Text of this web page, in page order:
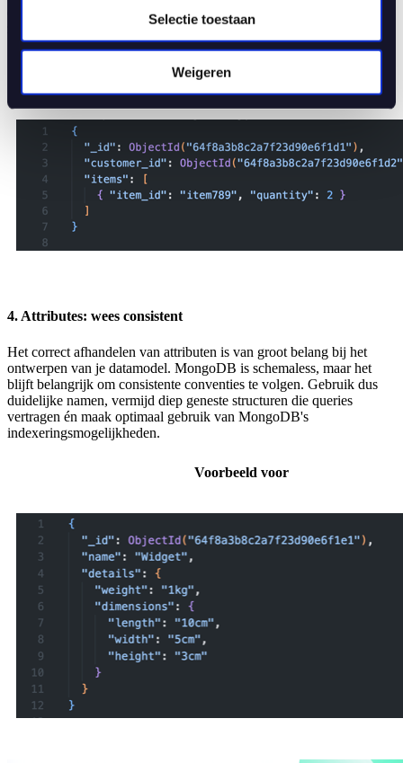
Selectie toestaan
Weigeren
extended references updatet. Kies daarom velden die relatief statisch
zijn of accepteer eventuele inconsistenties voor een bepaalde tijd.
Voorbeeld voor
4. Attributes: wees consistent
Het correct afhandelen van attributen is van groot belang bij het
ontwerpen van je datamodel. MongoDB is schemaless, maar het
blijft belangrijk om consistente conventies te volgen. Gebruik dus
duidelijke namen, vermijd diep geneste structuren die queries
vertragen én maak optimaal gebruik van MongoDB's
indexeringsmogelijkheden.
Voorbeeld voor